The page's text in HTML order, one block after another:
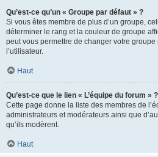
Qu’est-ce qu’un « Groupe par défaut » ?
Si vous êtes membre de plus d’un groupe,
déterminer le rang et la couleur de groupe
peut vous permettre de changer votre
l’utilisateur.
Haut
Qu’est-ce que le lien « L’équipe du forum » ?
Cette page donne la liste des membres de
administrateurs et modérateurs ainsi que
qu’ils modèrent.
Haut